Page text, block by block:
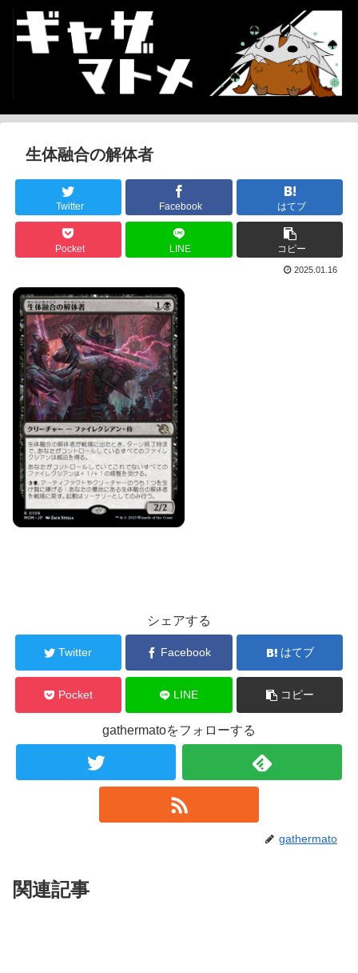
生体融合の解体者
Twitter Facebook はてブ
Pocket LINE コピー
2025.01.16
シェアする
Twitter Facebook はてブ
Pocket LINE コピー
gathermatoをフォローする
gathermato
関連記事